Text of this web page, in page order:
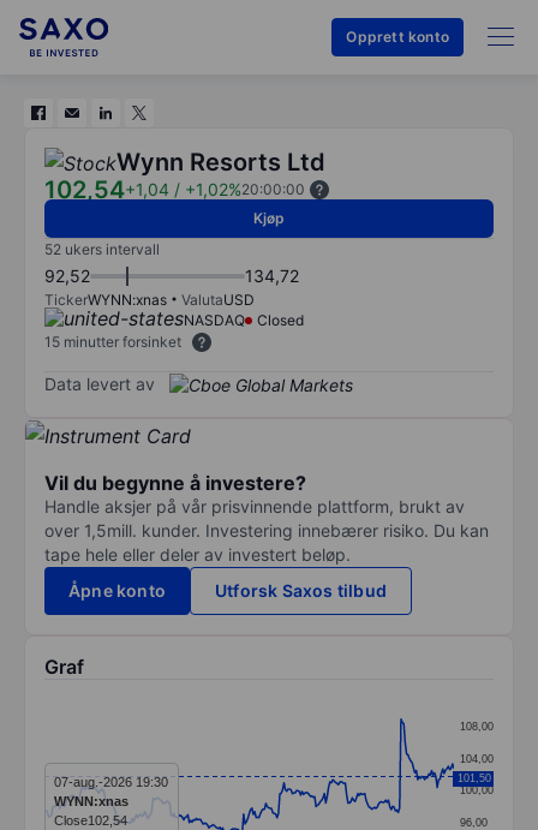
Opprett konto
Wynn Resorts Ltd
102,54+1,04 / +1,02%20:00:00
Kjøp
52 ukers intervall
92,52 134,72
TickerWYNN:xnas ValutaUSD
NASDAQ
Closed
15 minutter forsinket
Data levert av
Vil du begynne å investere?
Handle aksjer på vår prisvinnende plattform, brukt av
over 1,5mill. kunder. Investering innebærer risiko. Du kan
tape hele eller deler av investert beløp.
Åpne konto
Utforsk Saxos tilbud
Graf
The chart has 1 X axis displaying categories.
The chart has 1 Y axis displaying values. Data ranges
96,00
100,00
104,00
108,00
101,50
07-aug.-2026 19:30
WYNN:xnas
Close102,54